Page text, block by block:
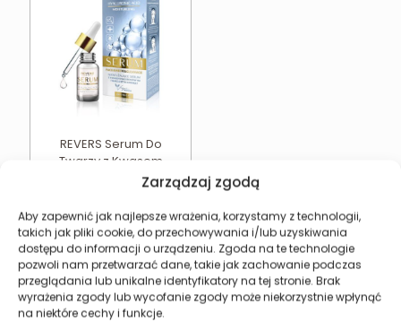
Zarządzaj zgodą
Aby zapewnić jak najlepsze wrażenia, korzystamy z technologii,
takich jak pliki cookie, do przechowywania i/lub uzyskiwania
dostępu do informacji o urządzeniu. Zgoda na te technologie
pozwoli nam przetwarzać dane, takie jak zachowanie podczas
przeglądania lub unikalne identyfikatory na tej stronie. Brak
wyrażenia zgody lub wycofanie zgody może niekorzystnie wpłynąć
na niektóre cechy i funkcje.
REVERS Serum Do
Twarzy z Kwasem
Hialuronowym
Intensywnie Nawilżające
16,93zł
Dodaj do koszyka